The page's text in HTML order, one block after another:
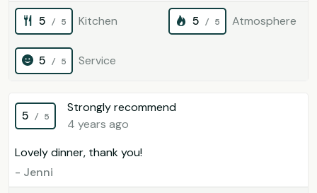
5 / 5 Kitchen 5 / 5 Atmosphere
5 / 5 Service
5 / 5
Strongly recommend
4 years ago
Lovely dinner, thank you!
- Jenni